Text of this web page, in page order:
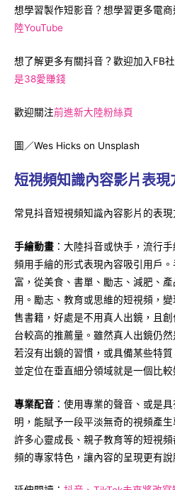
想學習製作短影音？想學習更多電
陸YouTube
想了解更多有關抖音？歡迎加入FB
是38愛賺錢
歡迎關注前進新大陸粉絲頁
圖／Wes Hicks on Unsplash
短視頻知識內容影片表現
常見抖音短視頻知識內容影片的表現
手繪動畫 ：大陸抖音或快手，流行
頻用手繪的形式表現內容吸引用戶
富，從美食、書單、勵志、減肥、
用。勵志、教育或思維的短視頻，
售書籍，好處是不用真人出鏡，且
台較高的推薦量。雖然真人出鏡仍
若沒有出鏡的習慣，或具備某些特
並定位在垂直細分領域就是一個比較
專業配音 ：使用專業的聲音、或是
明，能賦予一段平淡無奇的視頻產
許多心靈成長、親子教育等的短視
頻的專家特色，讓內容的呈現更有說